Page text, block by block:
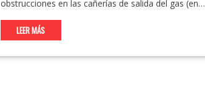
obstrucciones en las cañerías de salida del gas (en…
LEER MÁS